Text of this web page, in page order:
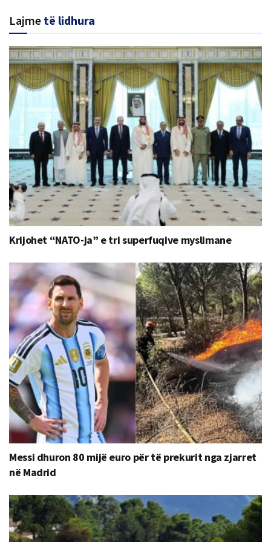
Lajme të lidhura
Krijohet “NATO-ja” e tri superfuqive myslimane
Messi dhuron 80 mijë euro për të prekurit nga zjarret
në Madrid